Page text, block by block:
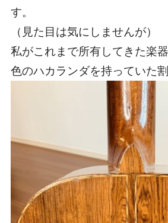
す。
（見た目は気にしませんが）
私がこれまで所有してきた楽
色のハカランダを持っていた